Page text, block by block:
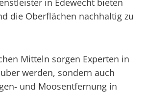
in Edewecht bieten
die Oberflächen nachhaltig zu
Mitteln sorgen Experten in
werden, sondern auch
und Moosentfernung in